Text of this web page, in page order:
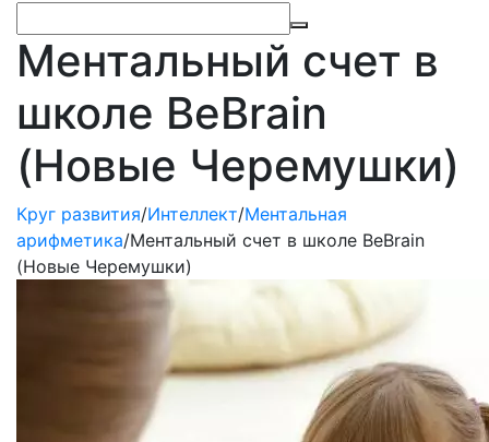
Ментальный счет в
школе BeBrain
(Новые Черемушки)
Круг развития/Интеллект/Ментальная
арифметика/Ментальный счет в школе BeBrain
(Новые Черемушки)